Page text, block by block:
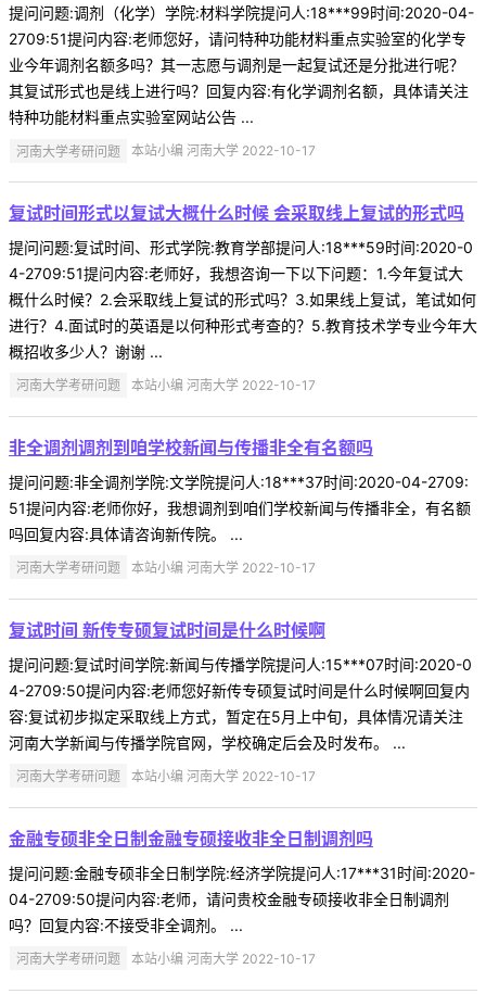
提问问题:调剂（化学）学院:材料学院提问人:18***99时间:2020-04-
2709:51提问内容:老师您好，请问特种功能材料重点实验室的化学专
业今年调剂名额多吗？其一志愿与调剂是一起复试还是分批进行呢？
其复试形式也是线上进行吗？回复内容:有化学调剂名额，具体请关注
特种功能材料重点实验室网站公告 ...
河南大学考研问题 本站小编 河南大学 2022-10-17
复试时间形式以复试大概什么时候 会采取线上复试的形式吗
提问问题:复试时间、形式学院:教育学部提问人:18***59时间:2020-0
4-2709:51提问内容:老师好，我想咨询一下以下问题：1.今年复试大
概什么时候？2.会采取线上复试的形式吗？3.如果线上复试，笔试如何
进行？4.面试时的英语是以何种形式考查的？5.教育技术学专业今年大
概招收多少人？谢谢 ...
河南大学考研问题 本站小编 河南大学 2022-10-17
非全调剂调剂到咱学校新闻与传播非全有名额吗
提问问题:非全调剂学院:文学院提问人:18***37时间:2020-04-2709:
51提问内容:老师你好，我想调剂到咱们学校新闻与传播非全，有名额
吗回复内容:具体请咨询新传院。 ...
河南大学考研问题 本站小编 河南大学 2022-10-17
复试时间 新传专硕复试时间是什么时候啊
提问问题:复试时间学院:新闻与传播学院提问人:15***07时间:2020-0
4-2709:50提问内容:老师您好新传专硕复试时间是什么时候啊回复内
容:复试初步拟定采取线上方式，暂定在5月上中旬，具体情况请关注
河南大学新闻与传播学院官网，学校确定后会及时发布。 ...
河南大学考研问题 本站小编 河南大学 2022-10-17
金融专硕非全日制金融专硕接收非全日制调剂吗
提问问题:金融专硕非全日制学院:经济学院提问人:17***31时间:2020-
04-2709:50提问内容:老师，请问贵校金融专硕接收非全日制调剂
吗？回复内容:不接受非全调剂。 ...
河南大学考研问题 本站小编 河南大学 2022-10-17